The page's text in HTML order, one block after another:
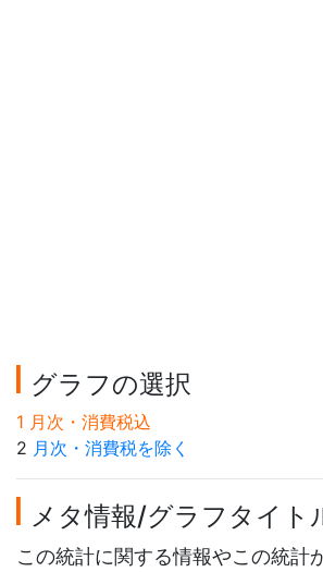
グラフの選択
1 月次・消費税込
2 月次・消費税を除く
メタ情報/グラフタイト
この統計に関する情報やこの統計